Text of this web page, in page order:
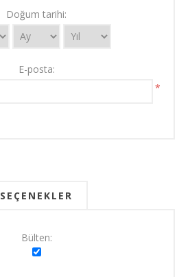
Doğum tarihi:
E-posta:
*
SEÇENEKLER
Bülten: